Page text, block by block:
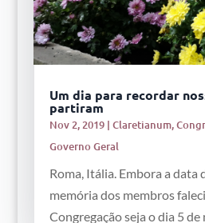
Um dia para recordar
partiram
Nov 2, 2019| Claretianum,
Governo Geral
Roma, Itália. Embora a data
memória dos membros
Congregação seja o dia 5 de